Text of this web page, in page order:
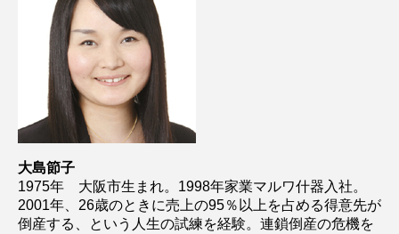
大島節子
1975年 大阪市生まれ。1998年家業マルワ什器入社。
2001年、26歳のときに売上の95％以上を占める得意先が
倒産する、という人生の試練を経験。連鎖倒産の危機を